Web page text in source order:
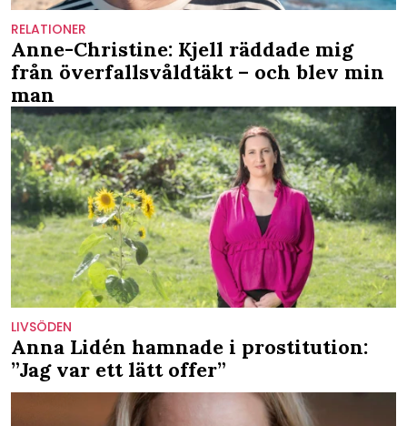
RELATIONER
Anne-Christine: Kjell räddade mig
från överfallsvåldtäkt – och blev min
man
LIVSÖDEN
Anna Lidén hamnade i prostitution:
”Jag var ett lätt offer”